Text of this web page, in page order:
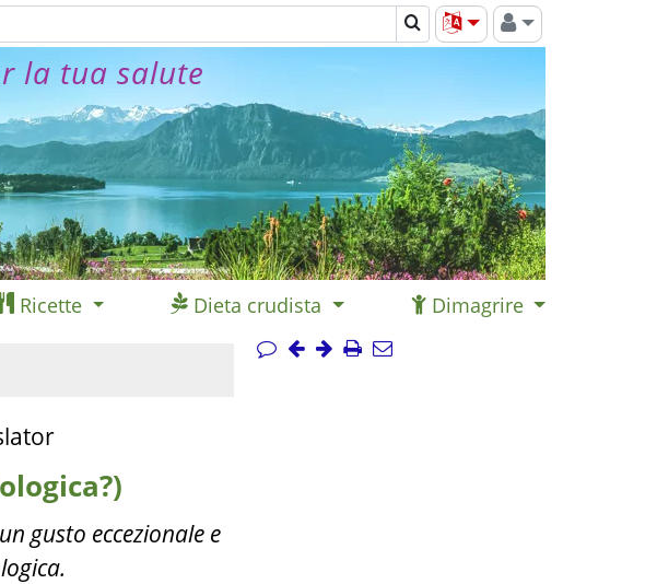
la tua salute
Ricette Dieta crudista Dimagrire
gusto eccezionale e